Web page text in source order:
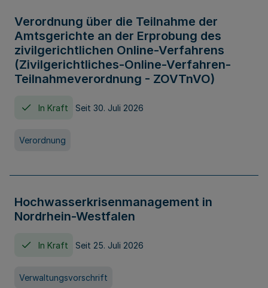
Verordnung über die Teilnahme der
Amtsgerichte an der Erprobung des
zivilgerichtlichen Online-Verfahrens
(Zivilgerichtliches-Online-Verfahren-
Teilnahmeverordnung - ZOVTnVO)
In Kraft Seit 30. Juli 2026
Verordnung
Hochwasserkrisenmanagement in
Nordrhein-Westfalen
In Kraft Seit 25. Juli 2026
Verwaltungsvorschrift